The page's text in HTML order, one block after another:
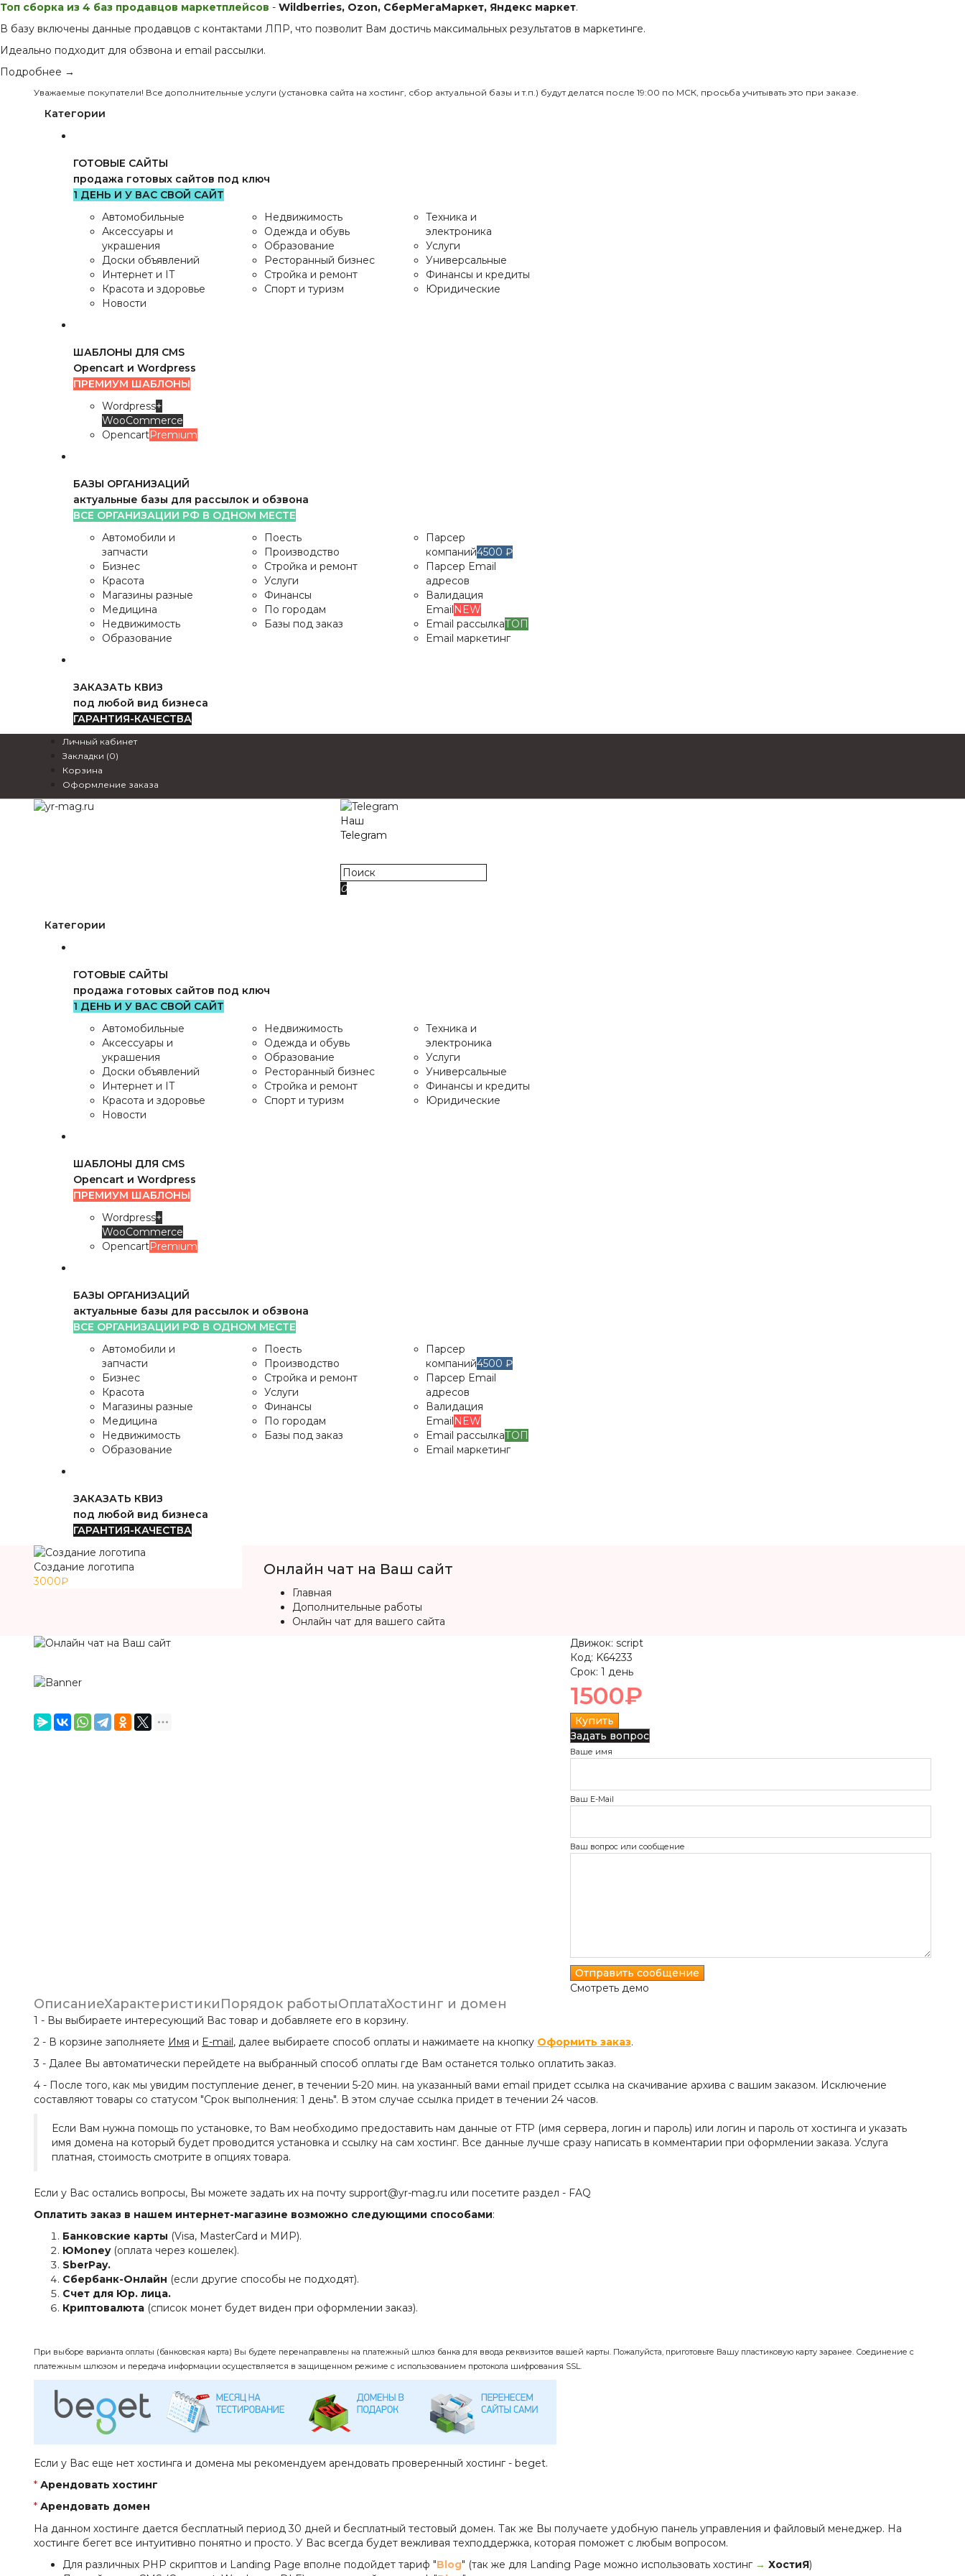
Топ сборка из 4 баз продавцов маркетплейсов - Wildberries, Ozon, СберМегаМаркет, Яндекс маркет.
В базу включены данные продавцов с контактами ЛПР, что позволит Вам достичь максимальных результатов в маркетинге.
Идеально подходит для обзвона и email рассылки.
Подробнее →
Уважаемые покупатели! Все дополнительные услуги (установка сайта на хостинг, сбор актуальной базы и т.п.) будут делатся после 19:00 по МСК, просьба учитывать это при заказе.
Категории
ГОТОВЫЕ САЙТЫ
продажа готовых сайтов под ключ
1 ДЕНЬ И У ВАС СВОЙ САЙТ
Автомобильные
Аксессуары и
украшения
Доски объявлений
Интернет и IT
Красота и здоровье
Новости
Недвижимость
Одежда и обувь
Образование
Ресторанный бизнес
Стройка и ремонт
Спорт и туризм
Техника и
электроника
Услуги
Универсальные
Финансы и кредиты
Юридические
ШАБЛОНЫ ДЛЯ CMS
Opencart и Wordpress
ПРЕМИУМ ШАБЛОНЫ
Wordpress+
WooCommerce
OpencartPremium
БАЗЫ ОРГАНИЗАЦИЙ
актуальные базы для рассылок и обзвона
ВСЕ ОРГАНИЗАЦИИ РФ В ОДНОМ МЕСТЕ
Автомобили и
запчасти
Бизнес
Красота
Магазины разные
Медицина
Недвижимость
Образование
Поесть
Производство
Стройка и ремонт
Услуги
Финансы
По городам
Базы под заказ
Парсер
компаний4500 ₽
Парсер Email
адресов
Валидация
EmailNEW
Email рассылкаТОП
Email маркетинг
ЗАКАЗАТЬ КВИЗ
под любой вид бизнеса
ГАРАНТИЯ-КАЧЕСТВА
Личный кабинет
Закладки (0)
Корзина
Оформление заказа
Наш
Telegram
0
Категории
ГОТОВЫЕ САЙТЫ
продажа готовых сайтов под ключ
1 ДЕНЬ И У ВАС СВОЙ САЙТ
Автомобильные
Аксессуары и
украшения
Доски объявлений
Интернет и IT
Красота и здоровье
Новости
Недвижимость
Одежда и обувь
Образование
Ресторанный бизнес
Стройка и ремонт
Спорт и туризм
Техника и
электроника
Услуги
Универсальные
Финансы и кредиты
Юридические
ШАБЛОНЫ ДЛЯ CMS
Opencart и Wordpress
ПРЕМИУМ ШАБЛОНЫ
Wordpress+
WooCommerce
OpencartPremium
БАЗЫ ОРГАНИЗАЦИЙ
актуальные базы для рассылок и обзвона
ВСЕ ОРГАНИЗАЦИИ РФ В ОДНОМ МЕСТЕ
Автомобили и
запчасти
Бизнес
Красота
Магазины разные
Медицина
Недвижимость
Образование
Поесть
Производство
Стройка и ремонт
Услуги
Финансы
По городам
Базы под заказ
Парсер
компаний4500 ₽
Парсер Email
адресов
Валидация
EmailNEW
Email рассылкаТОП
Email маркетинг
ЗАКАЗАТЬ КВИЗ
под любой вид бизнеса
ГАРАНТИЯ-КАЧЕСТВА
Создание логотипа
3000₽
Онлайн чат на Ваш сайт
Главная
Дополнительные работы
Онлайн чат для вашего сайта
Движок: script
Код: K64233
Срок: 1 день
1500₽
Задать вопрос
Ваше имя
Ваш E-Mail
Ваш вопрос или сообщение
Смотреть демо
ОписаниеХарактеристикиПорядок работыОплатаХостинг и домен
1 - Вы выбираете интересующий Вас товар и добавляете его в корзину.
2 - В корзине заполняете Имя и E-mail, далее выбираете способ оплаты и нажимаете на кнопку Оформить заказ.
3 - Далее Вы автоматически перейдете на выбранный способ оплаты где Вам останется только оплатить заказ.
4 - После того, как мы увидим поступление денег, в течении 5-20 мин. на указанный вами email придет ссылка на скачивание архива с вашим заказом. Исключение
составляют товары со статусом "Срок выполнения: 1 день". В этом случае ссылка придет в течении 24 часов.
Если Вам нужна помощь по установке, то Вам необходимо предоставить нам данные от FTP (имя сервера, логин и пароль) или логин и пароль от хостинга и указать
имя домена на который будет проводится установка и ссылку на сам хостинг. Все данные лучше сразу написать в комментарии при оформлении заказа. Услуга
платная, стоимость смотрите в опциях товара.
Если у Вас остались вопросы, Вы можете задать их на почту support@yr-mag.ru или посетите раздел - FAQ
Оплатить заказ в нашем интернет-магазине возможно следующими способами:
Банковские карты (Visa, MasterCard и МИР).
ЮMoney(оплата через кошелек).
SberPay.
Сбербанк-Онлайн (если другие способы не подходят).
Счет для Юр. лица.
Криптовалюта (список монет будет виден при оформлении заказ).
При выборе варианта оплаты (банковская карта) Вы будете перенаправлены на платежный шлюз банка для ввода реквизитов вашей карты. Пожалуйста, приготовьте Вашу пластиковую карту заранее. Соединение с
платежным шлюзом и передача информации осуществляется в защищенном режиме с использованием протокола шифрования SSL.
Если у Вас еще нет хостинга и домена мы рекомендуем арендовать проверенный хостинг - beget.
* Арендовать хостинг
* Арендовать домен
На данном хостинге дается бесплатный период 30 дней и бесплатный тестовый домен. Так же Вы получаете удобную панель управления и файловый менеджер. На
хостинге бегет все интуитивно понятно и просто. У Вас всегда будет вежливая техподдержка, которая поможет с любым вопросом.
Для различных PHP скриптов и Landing Page вполне подойдет тариф "Blog" (так же для Landing Page можно использовать хостинг → ХостиЯ)